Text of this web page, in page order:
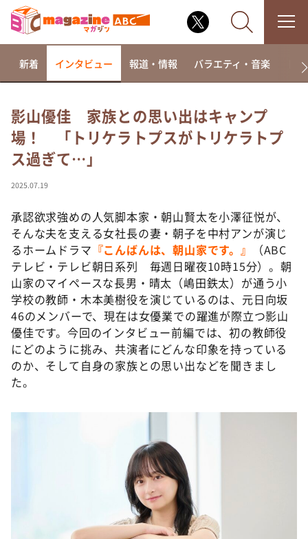
なるみ・岡村の過ぎるTV
相席食堂
これ余談なんですけど・・・
て真剣です
探偵！ナイトスクープ
news おかえり
河合＆A.B.C-Z塚田×福井アナ「なんでやねん！？」
（news おかえり）
DAIGOも台所 ～きょうの献立 何にする？～
本日はダイアンなり！シーズン２
朝だ！生です旅サラダ
ＬＩＦＥ～夢のカタチ～
アナ回覧板
新着 インタビュー 報道・情報 バラエティ・音楽 ド
影山優佳 家族との思い出はキャンプ
場！ 「トリケラトプスがトリケラトプ
ス過ぎて…」
2025.07.19
承認欲求強めの人気脚本家・朝山賢太を小澤征悦が、
そんな夫を支える女社長の妻・朝子を中村アンが演じ
るホームドラマ 『こんばんは、朝山家です。』
（ABC
テレビ・テレビ朝日系列 毎週日曜夜10時15分）。朝
山家のマイペースな長男・晴太（嶋田鉄太）が通う小
学校の教師・木本美樹役を演じているのは、元日向坂
46のメンバーで、現在は女優業での躍進が際立つ影山
優佳です。今回のインタビュー前編では、初の教師役
にどのように挑み、共演者にどんな印象を持っている
のか、そして自身の家族との思い出などを聞きまし
た。